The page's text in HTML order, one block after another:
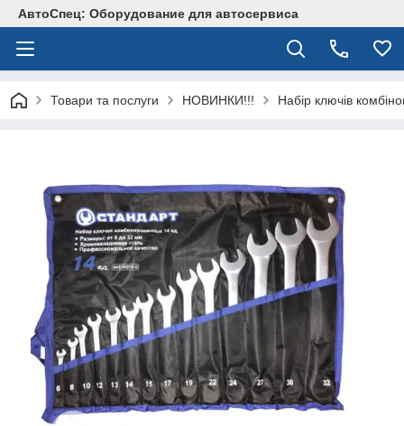
АвтоСпец: Оборудование для автосервиса
Товари та послуги НОВИНКИ!!! Набір ключів